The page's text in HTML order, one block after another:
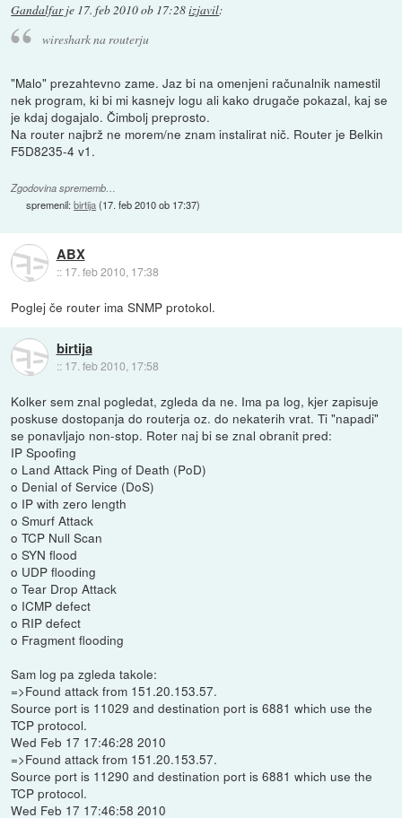
Gandalfarje 17. feb 2010 ob 17:28izjavil:
wireshark na routerju
"Malo" prezahtevno zame. Jaz bi na omenjeni računalnik namestil
nek program, ki bi mi kasnejv logu ali kako drugače pokazal, kaj se
je kdaj dogajalo. Čimbolj preprosto.
Na router najbrž ne morem/ne znam instalirat nič. Router je Belkin
F5D8235-4 v1.
Zgodovina sprememb…
spremenil:birtija(17. feb 2010 ob 17:37)
ABX
:: 17. feb 2010, 17:38
Poglej če router ima SNMP protokol.
birtija
:: 17. feb 2010, 17:58
Kolker sem znal pogledat, zgleda da ne. Ima pa log, kjer zapisuje
poskuse dostopanja do routerja oz. do nekaterih vrat. Ti "napadi"
se ponavljajo non-stop. Roter naj bi se znal obranit pred:
IP Spoofing
o Land Attack Ping of Death (PoD)
o Denial of Service (DoS)
o IP with zero length
o Smurf Attack
o TCP Null Scan
o SYN flood
o UDP flooding
o Tear Drop Attack
o ICMP defect
o RIP defect
o Fragment flooding
Sam log pa zgleda takole:
=>Found attack from 151.20.153.57.
Source port is 11029 and destination port is 6881 which use the
TCP protocol.
Wed Feb 17 17:46:28 2010
=>Found attack from 151.20.153.57.
Source port is 11290 and destination port is 6881 which use the
TCP protocol.
Wed Feb 17 17:46:58 2010